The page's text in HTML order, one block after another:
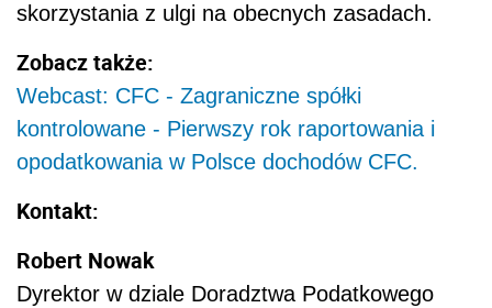
skorzystania z ulgi na obecnych zasadach.
Zobacz także:
Webcast: CFC - Zagraniczne spółki
kontrolowane - Pierwszy rok raportowania i
opodatkowania w Polsce dochodów CFC.
Kontakt:
Robert Nowak
Dyrektor w dziale Doradztwa Podatkowego